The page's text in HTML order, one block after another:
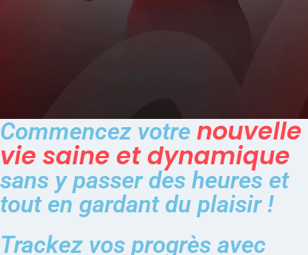
Commencez votre nouvelle
vie saine et dynamique
sans y passer des heures et
tout en gardant du plaisir !
Trackez vos progrès avec